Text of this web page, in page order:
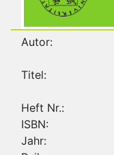
Autor:
Titel:
Heft Nr.:
ISBN:
Jahr: